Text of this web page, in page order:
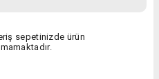
sepetinizde ürün